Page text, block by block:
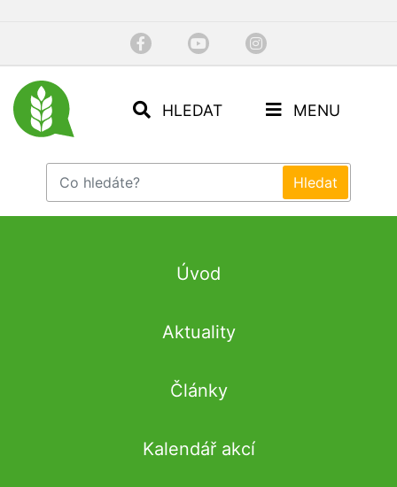
HLEDAT MENU
Úvod
Aktuality
Články
Kalendář akcí